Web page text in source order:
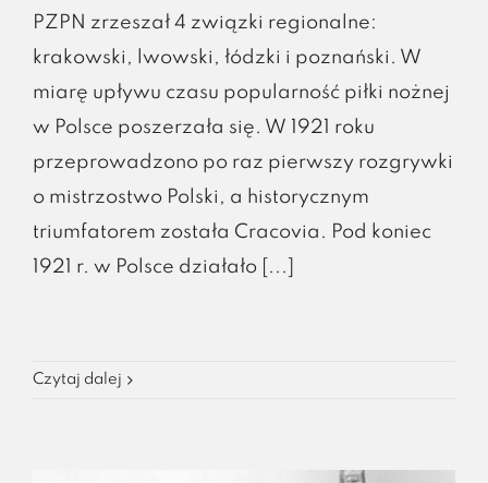
PZPN zrzeszał 4 związki regionalne:
krakowski, lwowski, łódzki i poznański. W
miarę upływu czasu popularność piłki nożnej
w Polsce poszerzała się. W 1921 roku
przeprowadzono po raz pierwszy rozgrywki
o mistrzostwo Polski, a historycznym
triumfatorem została Cracovia. Pod koniec
1921 r. w Polsce działało [...]
Czytaj dalej